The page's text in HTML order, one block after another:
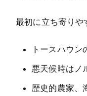
最初に立ち寄りや
トースハウン
悪天候時はノ
歴史的農家、